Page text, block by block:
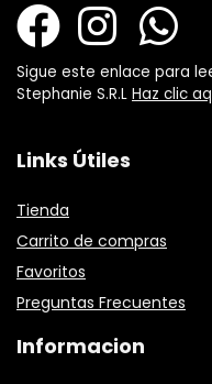
Sigue este enlace para
Stephanie S.R.L Haz clic
Links Útiles
Tienda
Carrito de compras
Favoritos
Preguntas Frecuentes
Informacion